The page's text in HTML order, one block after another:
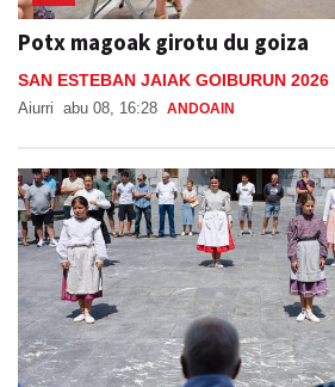
Potx magoak girotu du goiza
SAN ESTEBAN JAIAK GOIBURUN 2026
Aiurri abu 08, 16:28 ANDOAIN